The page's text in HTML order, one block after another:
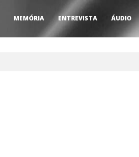
MEMÓRIA ENTREVISTA ÁUDIO